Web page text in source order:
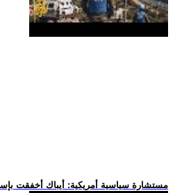
.. مستشارة سياسية أمريكية: أيباك أخفقت